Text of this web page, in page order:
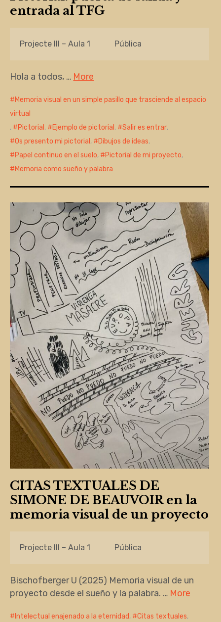
entrada al TFG
Projecte III – Aula 1 Pública
Hola a todos, … More
Memoria visual en un simple pasillo que trasciende al espacio
virtual
,
Pictorial , Ejemplo de pictorial , Salir es entrar,
Os presento mi pictorial , Dibujos de ideas,
Papel continuo en el suelo, Pictorial de mi proyecto,
Memoria como sueño y palabra
CITAS TEXTUALES DE
SIMONE DE BEAUVOIR en la
memoria visual de un proyecto
Projecte III – Aula 1 Pública
Bischofberger U (2025) Memoria visual de un
proyecto desde el sueño y la palabra. … More
Intelectual enajenado a la eternidad, Citas textuales,